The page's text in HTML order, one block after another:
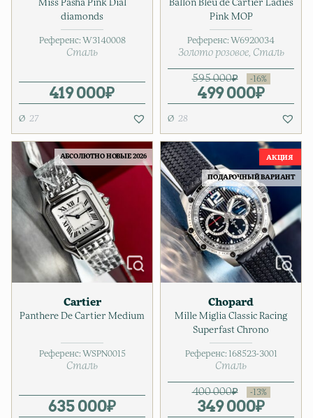
Miss Pasha Pink Dial
diamonds
Референс: W3140008
Сталь
419 000₽
27
Ballon Bleu de Cartier Ladies
Pink MOP
Референс: W6920034
Золото розовое Сталь
595 000₽
499 000₽
Текущая
28
АБСОЛЮТНО НОВЫЕ 2026
Cartier
Panthere De Cartier Medium
Референс: WSPN0015
Сталь
635 000₽
ПОДАРОЧНЫЙ ВАРИАНТ
Chopard
Mille Miglia Classic Racing
Superfast Chrono
Референс: 168523-3001
Сталь
400 000₽
349 000₽
Текущая